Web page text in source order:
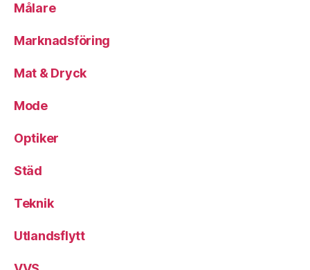
Målare
Marknadsföring
Mat & Dryck
Mode
Optiker
Städ
Teknik
Utlandsflytt